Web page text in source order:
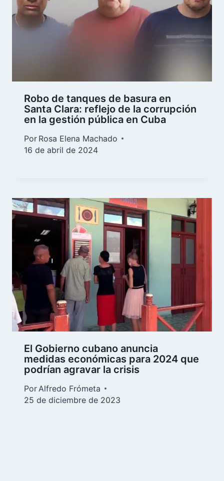
Robo de tanques de basura en
Santa Clara: reflejo de la corrupción
en la gestión pública en Cuba
Por Rosa Elena Machado
16 de abril de 2024
El Gobierno cubano anuncia
medidas económicas para 2024 que
podrían agravar la crisis
Por Alfredo Frómeta
25 de diciembre de 2023